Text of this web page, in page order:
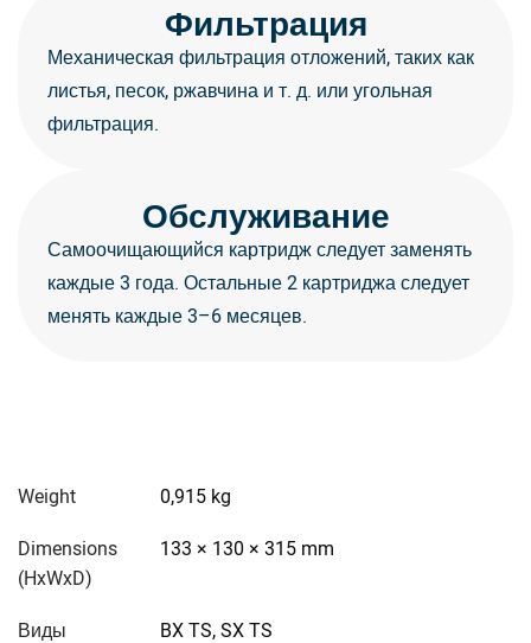
Фильтрация
Механическая фильтрация отложений, таких как
листья, песок, ржавчина и т. д. или угольная
фильтрация.
Обслуживание
Самоочищающийся картридж следует заменять
каждые 3 года. Остальные 2 картриджа следует
менять каждые 3–6 месяцев.
Weight 0,915 kg
Dimensions
(HxWxD)
133 × 130 × 315 mm
Виды BX TS, SX TS